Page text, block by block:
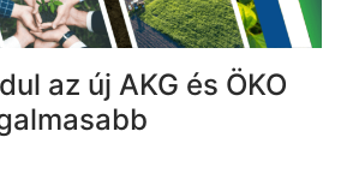
az új AKG és ÖKO